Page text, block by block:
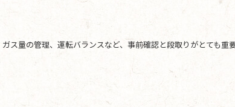
ス量の管理、運転バランスなど、事前確認と段取りがとても重